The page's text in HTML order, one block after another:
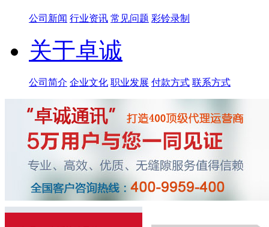
公司新闻 行业资讯 常见问题 彩铃录制
关于卓诚
公司简介 企业文化 职业发展 付款方式 联系方式